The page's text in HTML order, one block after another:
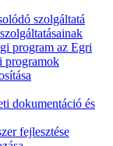
szolgáltatá
program az Egri
programok
dokumentáció és
fejlesztése